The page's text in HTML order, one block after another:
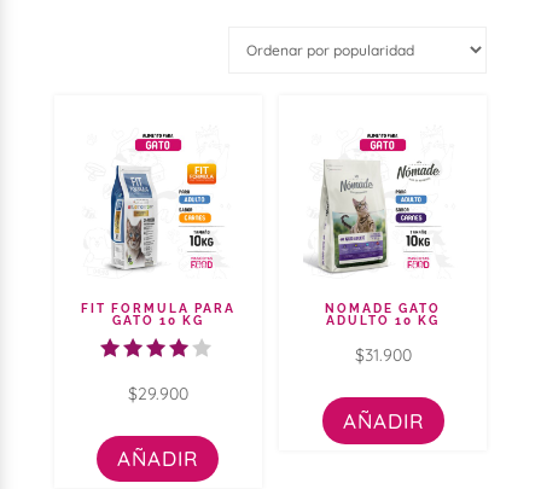
popularidad
FIT FORMULA PARA
GATO 10 KG
o con
$29.900
AÑADIR
NOMADE GATO
ADULTO 10 KG
$31.900
AÑADIR